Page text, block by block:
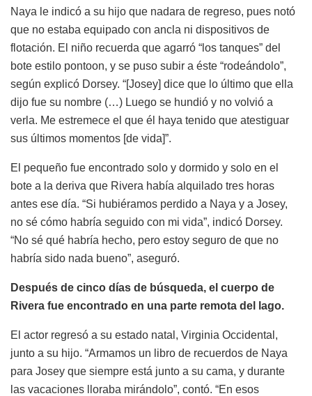
Naya le indicó a su hijo que nadara de regreso, pues notó
que no estaba equipado con ancla ni dispositivos de
flotación. El niño recuerda que agarró “los tanques” del
bote estilo pontoon, y se puso subir a éste “rodeándolo”,
según explicó Dorsey. “[Josey] dice que lo último que ella
dijo fue su nombre (…) Luego se hundió y no volvió a
verla. Me estremece el que él haya tenido que atestiguar
sus últimos momentos [de vida]”.
El pequeño fue encontrado solo y dormido y solo en el
bote a la deriva que Rivera había alquilado tres horas
antes ese día. “Si hubiéramos perdido a Naya y a Josey,
no sé cómo habría seguido con mi vida”, indicó Dorsey.
“No sé qué habría hecho, pero estoy seguro de que no
habría sido nada bueno”, aseguró.
Después de cinco días de búsqueda, el cuerpo de
Rivera fue encontrado en una parte remota del lago.
El actor regresó a su estado natal, Virginia Occidental,
junto a su hijo. “Armamos un libro de recuerdos de Naya
para Josey que siempre está junto a su cama, y ​​durante
las vacaciones lloraba mirándolo”, contó. “En esos